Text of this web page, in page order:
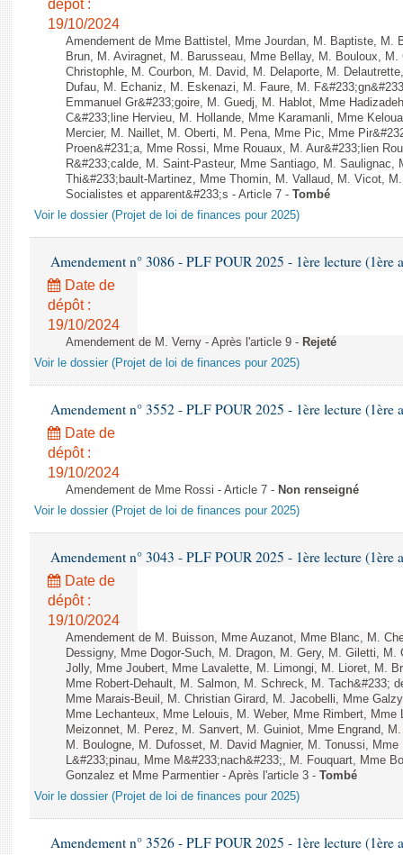
dépôt :
19/10/2024
Amendement de Mme Battistel, Mme Jourdan, M. Baptiste, M.
Brun, M. Aviragnet, M. Barusseau, Mme Bellay, M. Bouloux,
Christophle, M. Courbon, M. David, M. Delaporte, M.
Dufau, M. Echaniz, M. Eskenazi, M. Faure, M.
Emmanuel Gr&#233;goire, M. Guedj, M. Hablot, Mme
C&#233;line Hervieu, M. Hollande, Mme Karamanli, Mme
Mercier, M. Naillet, M. Oberti, M. Pena, Mme Pic, Mme
Proen&#231;a, Mme Rossi, Mme Rouaux, M. Aur&#233;lien
R&#233;calde, M. Saint-Pasteur, Mme Santiago, M. Saulignac,
Thi&#233;bault-Martinez, Mme Thomin, M. Vallaud, M. Vicot,
Socialistes et apparent&#233;s - Article 7 - Tombé
Voir le dossier (Projet de loi de finances pour 2025)
Amendement n° 3086 - PLF POUR 2025 - 1ère lecture (1ère
Date de
dépôt :
19/10/2024
Amendement de M. Verny - Après l'article 9 - Rejeté
Voir le dossier (Projet de loi de finances pour 2025)
Amendement n° 3552 - PLF POUR 2025 - 1ère lecture (1ère
Date de
dépôt :
19/10/2024
Amendement de Mme Rossi - Article 7 - Non renseigné
Voir le dossier (Projet de loi de finances pour 2025)
Amendement n° 3043 - PLF POUR 2025 - 1ère lecture (1ère
Date de
dépôt :
19/10/2024
Amendement de M. Buisson, Mme Auzanot, Mme Blanc, M.
Dessigny, Mme Dogor-Such, M. Dragon, M. Gery, M. Giletti,
Jolly, Mme Joubert, Mme Lavalette, M. Limongi, M. Lioret, M.
Mme Robert-Dehault, M. Salmon, M. Schreck, M. Tach&#233;
Mme Marais-Beuil, M. Christian Girard, M. Jacobelli, Mme
Mme Lechanteux, Mme Lelouis, M. Weber, Mme Rimbert,
Meizonnet, M. Perez, M. Sanvert, M. Guiniot, Mme Engrand,
M. Boulogne, M. Dufosset, M. David Magnier, M. Tonussi,
L&#233;pinau, Mme M&#233;nach&#233;, M. Fouquart, Mme
Gonzalez et Mme Parmentier - Après l'article 3 - Tombé
Voir le dossier (Projet de loi de finances pour 2025)
Amendement n° 3526 - PLF POUR 2025 - 1ère lecture (1ère